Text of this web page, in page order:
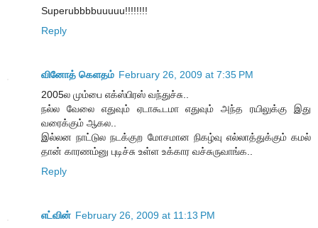
Superubbbbuuuuu!!!!!!!!
Reply
வினோத் கெளதம் February 26, 2009 at 7:35 PM
2005ல மும்பை எக்ஸ்பிரஸ் வந்துச்சு..
நல்ல வேலை எதுவும் ஏடாகூடமா எதுவும் அந்த ரயிலுக்கு இது
வரைக்கும் ஆகல..
இல்லன நாட்டுல நடக்குற மோசமான நிகழ்வு எல்லாத்துக்கும் கமல்
தான் காரணம்னு புடிச்சு உள்ள உக்கார வச்சுருவாங்க..
Reply
எட்வின் February 26, 2009 at 11:13 PM